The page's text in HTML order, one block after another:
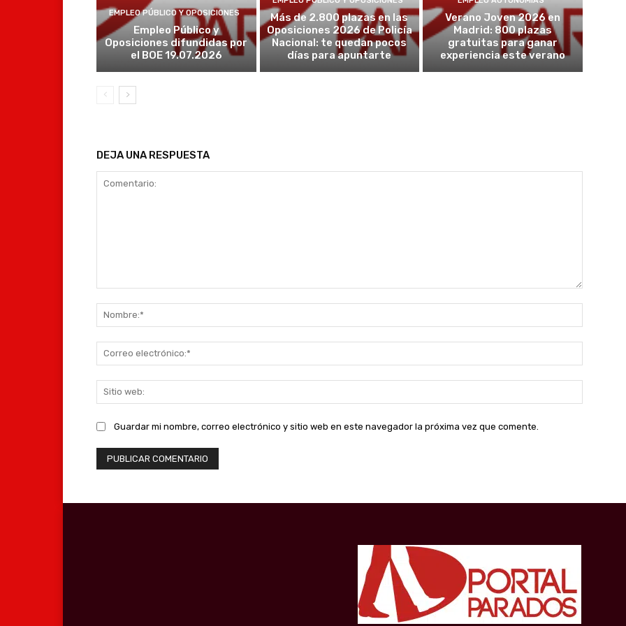
EMPLEO PÚBLICO Y OPOSICIONES
Empleo Público y
Oposiciones difundidas por
el BOE 19.07.2026
Más de 2.800 plazas en las
Oposiciones 2026 de Policía
Nacional: te quedan pocos
días para apuntarte
Verano Joven 2026 en
Madrid: 800 plazas
gratuitas para ganar
experiencia este verano
DEJA UNA RESPUESTA
web:
Guardar mi nombre, correo electrónico y sitio web en este navegador la próxima vez que comente.